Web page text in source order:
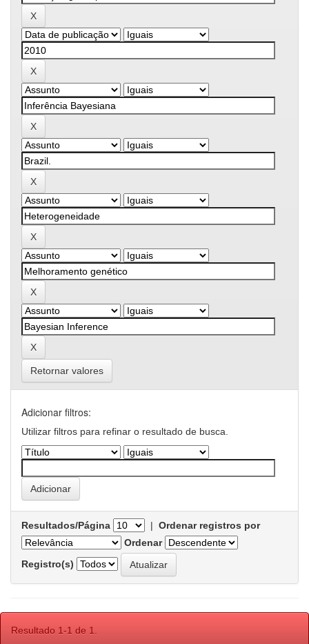
Retornar valores
Adicionar filtros:
Utilizar filtros para refinar o resultado de busca.
Resultados/Página | Ordenar registros por
Ordenar
Registro(s)
Resultado 1-1 de 1.